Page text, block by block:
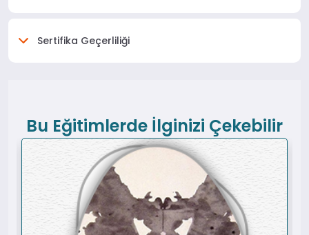
Sertifika Geçerliliği
Bu Eğitimlerde İlginizi Çekebilir